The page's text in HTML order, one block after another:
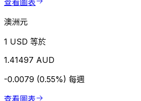
查看圖表
澳洲元
1 USD 等於
1.41497 AUD
-0.0079 (0.55%) 每週